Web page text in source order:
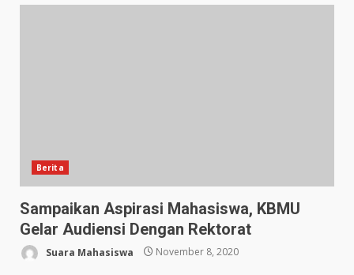
Berita
Sampaikan Aspirasi Mahasiswa, KBMU
Gelar Audiensi Dengan Rektorat
Suara Mahasiswa November 8, 2020